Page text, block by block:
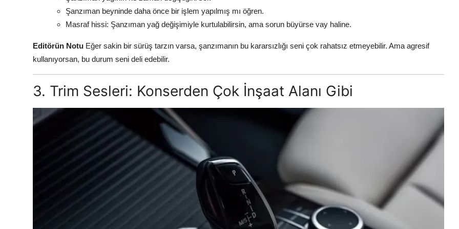
Şanzıman beyninde daha önce bir işlem yapılmış mı öğren.
Masraf hissi: Şanzıman yağ değişimiyle kurtulabilirsin, ama sorun büyürse vay haline.
Editörün Notu Eğer sakin bir sürüş tarzın varsa, şanzımanın bu kararsızlığı seni çok rahatsız etmeyebilir. Ama agresif
kullanıyorsan, bu durum seni deli edebilir.
3. Trim Sesleri: Konserden Çok İnşaat Alanı Gibi